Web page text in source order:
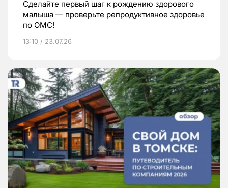
Сделайте первый шаг к рождению здорового
малыша — проверьте репродуктивное здоровье
по ОМС!
13:10 / 23.07.26